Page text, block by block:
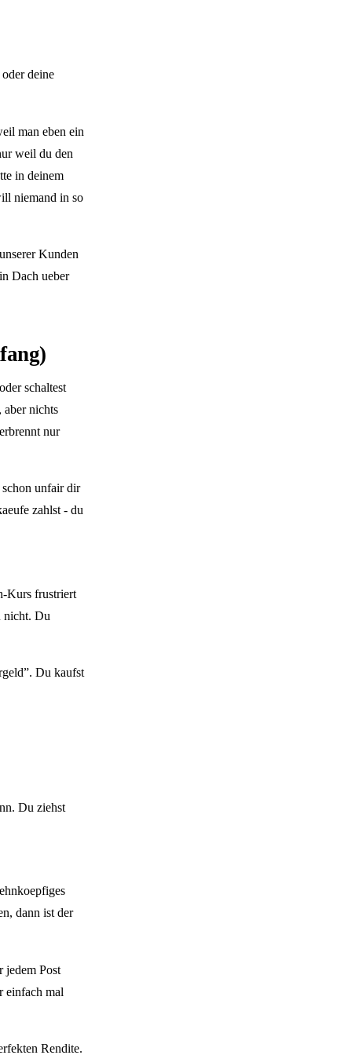
deine
man eben ein
weil du den
in deinem
niemand in so
Kunden
Dach ueber
schaltest
nichts
nur
schon unfair dir
zahlst - du
Kurs frustriert
nicht. Du
Du kaufst
Du ziehst
dann ist der
jedem Post
einfach mal
Rendite.